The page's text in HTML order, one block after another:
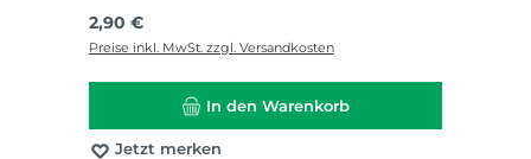
Regulärer Preis:
2,90 €
Preise inkl. MwSt. zzgl. Versandkosten
In den Warenkorb
Jetzt merken